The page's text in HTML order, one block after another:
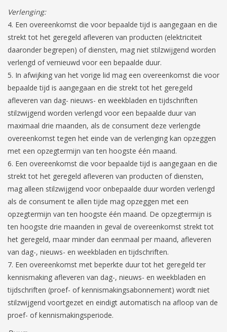
Verlenging:
Een overeenkomst die voor bepaalde tijd is aangegaan en die
strekt tot het geregeld afleveren van producten (elektriciteit
daaronder begrepen) of diensten, mag niet stilzwijgend worden
verlengd of vernieuwd voor een bepaalde duur.
In afwijking van het vorige lid mag een overeenkomst die voor
bepaalde tijd is aangegaan en die strekt tot het geregeld
afleveren van dag- nieuws- en weekbladen en tijdschriften
stilzwijgend worden verlengd voor een bepaalde duur van
maximaal drie maanden, als de consument deze verlengde
overeenkomst tegen het einde van de verlenging kan opzeggen
met een opzegtermijn van ten hoogste één maand.
Een overeenkomst die voor bepaalde tijd is aangegaan en die
strekt tot het geregeld afleveren van producten of diensten,
mag alleen stilzwijgend voor onbepaalde duur worden verlengd
als de consument te allen tijde mag opzeggen met een
opzegtermijn van ten hoogste één maand. De opzegtermijn is
ten hoogste drie maanden in geval de overeenkomst strekt tot
het geregeld, maar minder dan eenmaal per maand, afleveren
van dag-, nieuws- en weekbladen en tijdschriften.
Een overeenkomst met beperkte duur tot het geregeld ter
kennismaking afleveren van dag-, nieuws- en weekbladen en
tijdschriften (proef- of kennismakingsabonnement) wordt niet
stilzwijgend voortgezet en eindigt automatisch na afloop van de
proef- of kennismakingsperiode.